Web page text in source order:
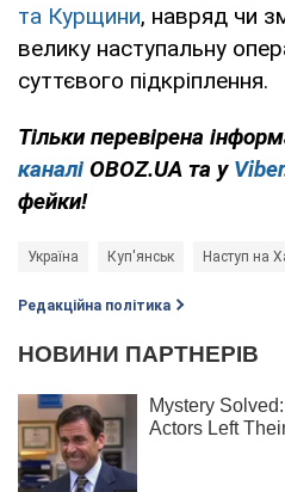
та Курщини, навряд чи
велику наступальну
суттєвого підкріплення.
Тільки перевірена
каналі OBOZ.UA та у Viber
фейки!
Україна Куп'янськ Наступ на
Редакційна політика